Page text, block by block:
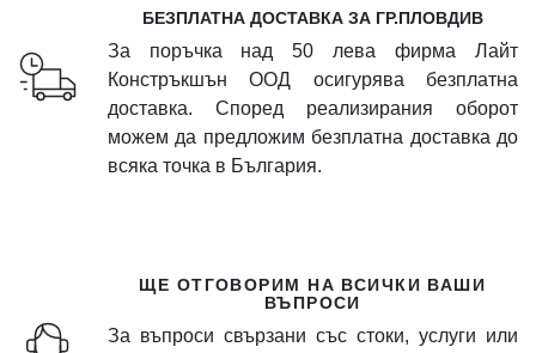
БЕЗПЛАТНА ДОСТАВКА ЗА ГР.ПЛОВДИВ
За поръчка над 50 лева фирма Лайт
Констръкшън ООД осигурява безплатна
доставка. Според реализирания оборот
можем да предложим безплатна доставка до
всяка точка в България.
ЩЕ ОТГОВОРИМ НА ВСИЧКИ ВАШИ
ВЪПРОСИ
За въпроси свързани със стоки, услуги или